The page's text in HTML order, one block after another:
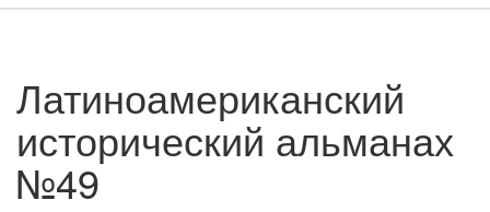
Латиноамериканский
исторический альманах
№49